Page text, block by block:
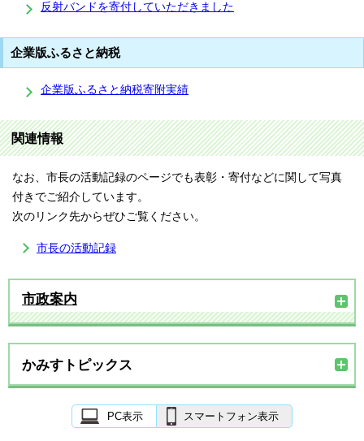
反射バンドを寄付していただきました
企業版ふるさと納税
企業版ふるさと納税寄附実績
関連情報
なお、市長の活動記録のページでも表彰・寄付などに関して写真
付きでご紹介しています。
次のリンク先からぜひご覧ください。
市長の活動記録
市政案内
かみすトピックス
PC表示 スマートフォン表示